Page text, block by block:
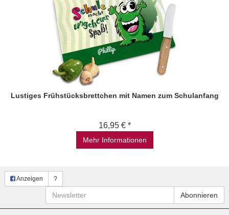
Lustiges Frühstücksbrettchen mit Namen zum Schulanfang
16,95 € *
Mehr Informationen
Anzeigen ?
Newsletter Abonnieren